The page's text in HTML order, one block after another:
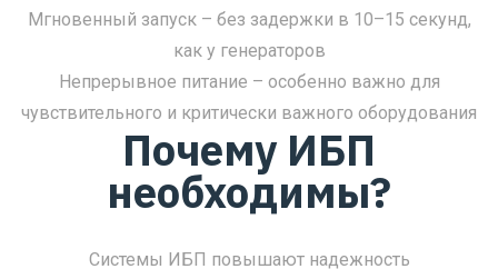
Мгновенный запуск – без задержки в 10–15 секунд,
как у генераторов
Непрерывное питание – особенно важно для
чувствительного и критически важного оборудования
Почему ИБП
необходимы?
Системы ИБП повышают надежность